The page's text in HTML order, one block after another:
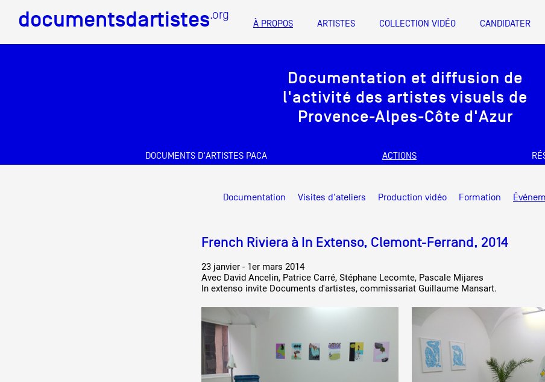
documentsdartistes.org
À PROPOS ARTISTES COLLECTION VIDÉO CANDIDATER
Documentation et diffusion de
l'activité des artistes visuels de
Provence-Alpes-Côte d'Azur
DOCUMENTS D'ARTISTES PACA ACTIONS
Documentation et diffusion de
Provence-Alpes-Côte d'Azur
DE A à Z
Documents d’artistes Provence-Alpes-Côte
Bureau 1 X 6, 1er étage des magasins
documentsdartistes.org
Partenaires
1% œuvres dans l'espace public
Artistes
De A à Z
Collection vidéos
Candidater
Contact
Documentation Visites d'ateliers Production vidéo Formation
French Riviera à In Extenso, Clemont-Ferrand, 2014
23 janvier - 1er mars 2014
Avec David Ancelin, Patrice Carré, Stéphane Lecomte, Pascale Mijares
In extenso invite Documents d'artistes, commissariat Guillaume Mansart.